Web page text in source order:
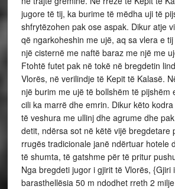
jugore të tij, ka burime të mëdha uji të
shfrytëzohen pak ose aspak. Dikur atje
që ngarkoheshin me ujë, aq sa vlera e
një cisternë me naftë baraz me një me
Ftohtë futet pak në tokë në bregdetin
Vlorës, në verilindje të Kepit të Kalasë.
një burim me ujë të bollshëm të pijshëm
cili ka marrë dhe emrin. Dikur këto
të veshura me ullinj dhe agrume dhe
detit, ndërsa sot në këtë vijë bregdetare
rrugës tradicionale janë ndërtuar hotele
të shumta, të gatshme për të pritur
Nga bregdeti jugor i gjirit të Vlorës, {Gjiri
barasthellësia 50 m ndodhet rreth 2